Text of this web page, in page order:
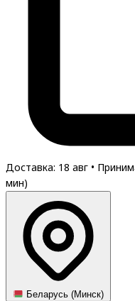
Доставка: 18 авг •
мин)
Беларусь (Минск)